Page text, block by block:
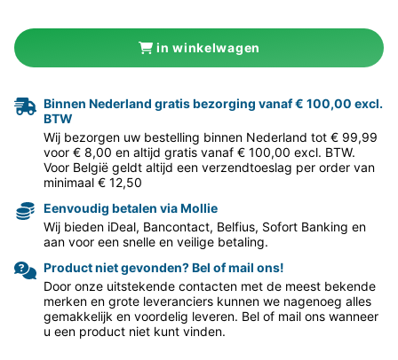
in winkelwagen
Binnen Nederland gratis bezorging vanaf € 100,00 excl.
BTW
Wij bezorgen uw bestelling binnen Nederland tot € 99,99
voor € 8,00 en altijd gratis vanaf € 100,00 excl. BTW.
Voor België geldt altijd een verzendtoeslag per order van
minimaal € 12,50
Eenvoudig betalen via Mollie
Wij bieden iDeal, Bancontact, Belfius, Sofort Banking en
aan voor een snelle en veilige betaling.
Product niet gevonden? Bel of mail ons!
Door onze uitstekende contacten met de meest bekende
merken en grote leveranciers kunnen we nagenoeg alles
gemakkelijk en voordelig leveren. Bel of mail ons wanneer
u een product niet kunt vinden.